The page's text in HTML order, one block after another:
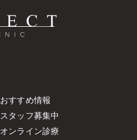
おすすめ情報
スタッフ募集中
オンライン診療